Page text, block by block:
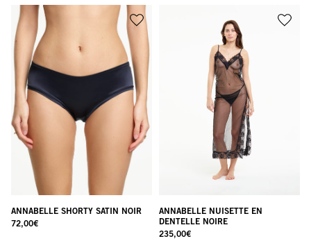
ANNABELLE SHORTY SATIN NOIR
72,00€
ANNABELLE NUISETTE EN
DENTELLE NOIRE
235,00€